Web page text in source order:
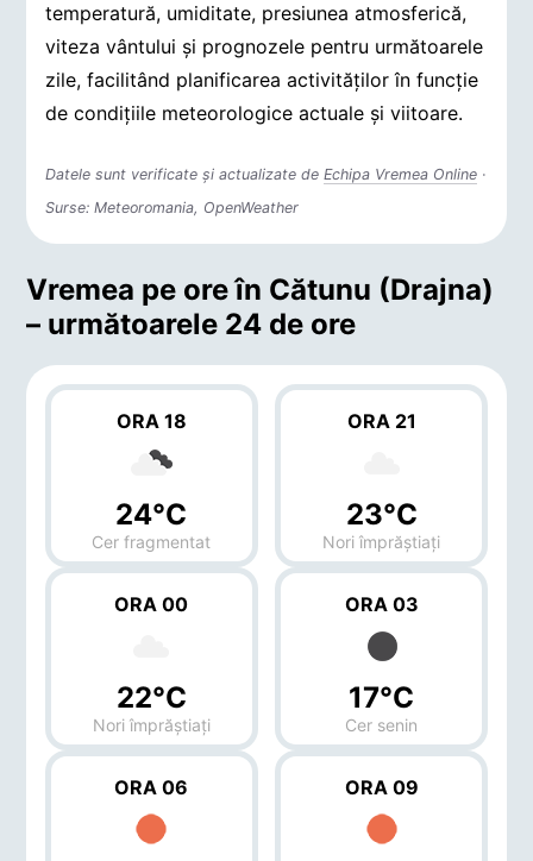
temperatură, umiditate, presiunea atmosferică,
viteza vântului și prognozele pentru următoarele
zile, facilitând planificarea activităților în funcție
de condițiile meteorologice actuale și viitoare.
Datele sunt verificate și actualizate deEchipa Vremea Online ·
Surse: Meteoromania, OpenWeather
Vremea pe ore în Cătunu (Drajna)
– următoarele 24 de ore
ORA 18
24°C
Cer fragmentat
ORA 21
23°C
Nori împrăștiați
ORA 00
22°C
Nori împrăștiați
ORA 03
17°C
Cer senin
ORA 06 ORA 09